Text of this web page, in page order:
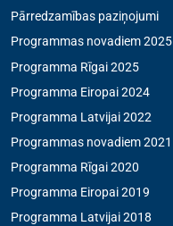
Pārredzamības paziņojumi
Programmas novadiem 2025
Programma Rīgai 2025
Programma Eiropai 2024
Programma Latvijai 2022
Programmas novadiem 2021
Programma Rīgai 2020
Programma Eiropai 2019
Programma Latvijai 2018